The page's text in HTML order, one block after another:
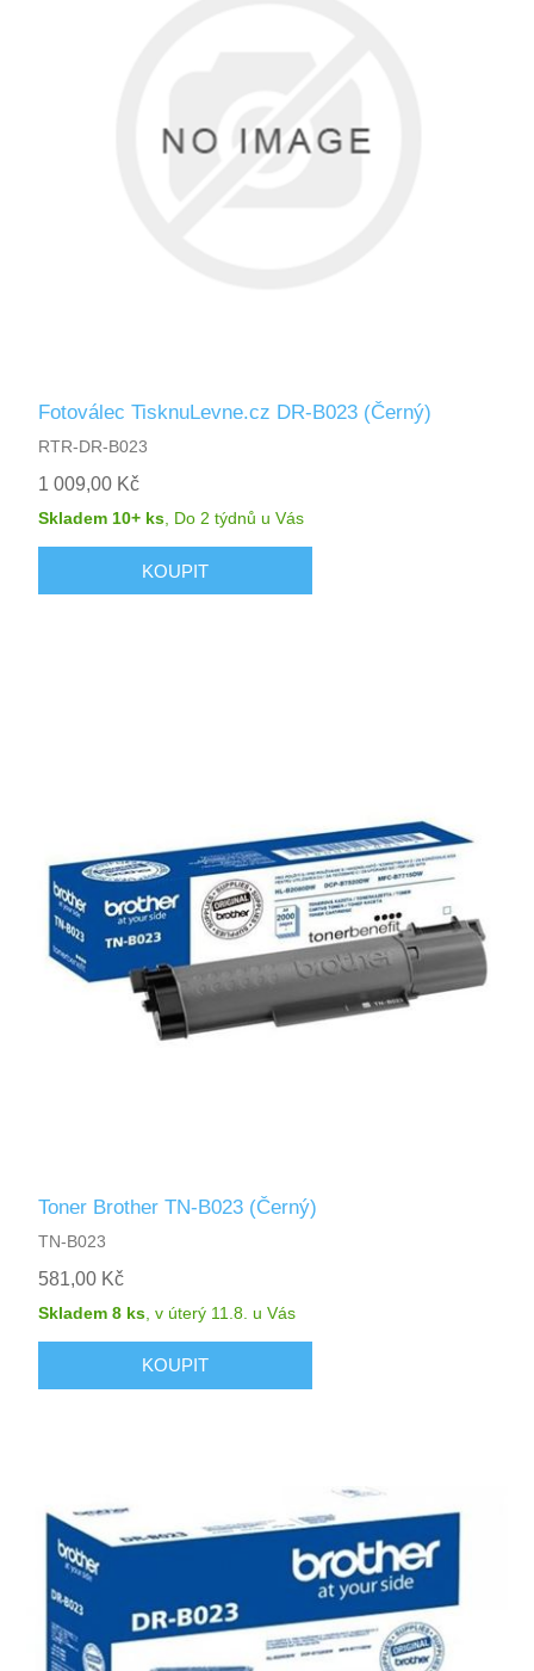
Fotoválec TisknuLevne.cz DR-B023 (Černý)
RTR-DR-B023
1 009,00 Kč
Skladem 10+ ks, Do 2 týdnů u Vás
Toner Brother TN-B023 (Černý)
TN-B023
581,00 Kč
Skladem 8 ks ,v úterý 11.8. u Vás